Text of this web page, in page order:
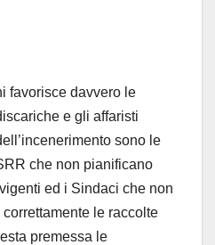
favorisce davvero le
e gli affaristi
sono le
che non pianificano
ed i Sindaci che non
le raccolte
premessa le